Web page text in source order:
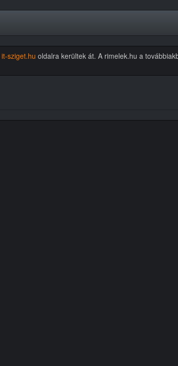
it-sziget.hu oldalra kerültek át. A rimelek.hu a